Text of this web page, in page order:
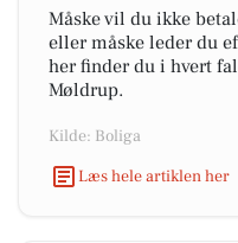
Måske vil du ikke
eller måske leder du
her finder du i hvert
Møldrup.
Kilde: Boliga
Læs hele artiklen her